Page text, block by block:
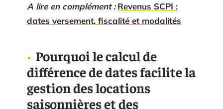
A lire en complément : Revenus SCPI :
dates versement, fiscalité et modalités
Pourquoi le calcul de
différence de dates facilite la
gestion des locations
saisonnières et des